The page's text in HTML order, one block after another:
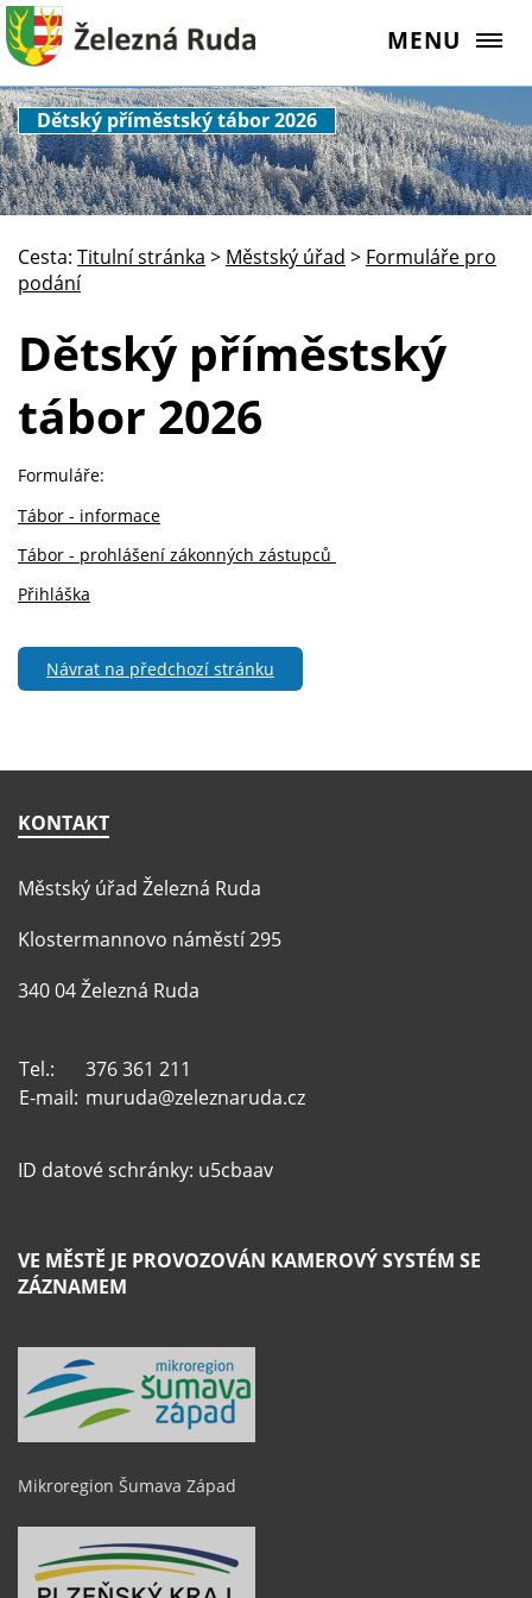
MENU
Dětský příměstský tábor 2026
Cesta: Titulní stránka > Městský úřad > Formuláře pro
podání
Dětský příměstský
tábor 2026
Formuláře:
Tábor - informace
Tábor - prohlášení zákonných zástupců
Přihláška
Návrat na předchozí stránku
KONTAKT
Městský úřad Železná Ruda
Klostermannovo náměstí 295
340 04 Železná Ruda
Tel.:
376 361 211
E-mail: muruda@zeleznaruda.cz
ID datové schránky: u5cbaav
VE MĚSTĚ JE PROVOZOVÁN KAMEROVÝ SYSTÉM SE
ZÁZNAMEM
Mikroregion Šumava Západ